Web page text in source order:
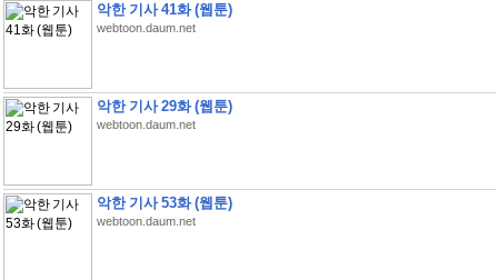
악한 기사 41화 (웹툰)
webtoon.daum.net
악한 기사 29화 (웹툰)
webtoon.daum.net
악한 기사 53화 (웹툰)
webtoon.daum.net